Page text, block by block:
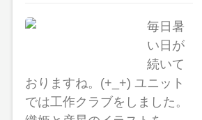
毎日暑
い日が
続いて
おりますね。(+_+) ユニット
では工作クラブをしました。